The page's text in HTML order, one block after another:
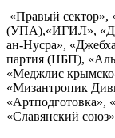
«Правый сектор»,
(УПА),«ИГИЛ»,
ан-Нусра»,
партия (НБП),
«Меджлис
«Мизантропик
«Славянский